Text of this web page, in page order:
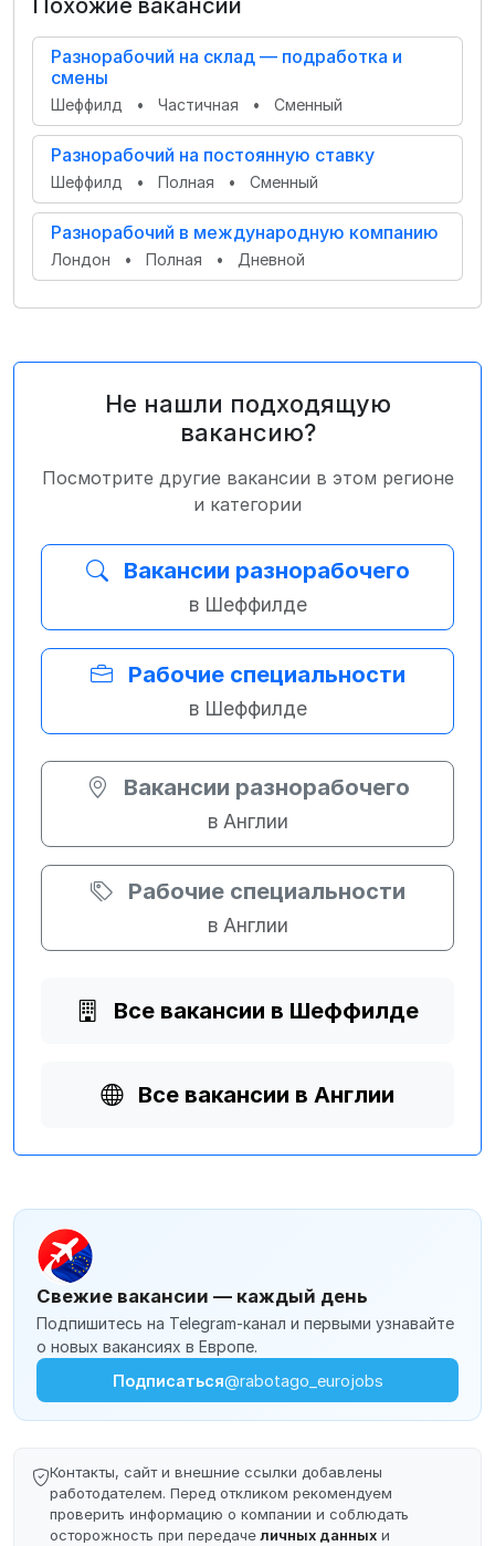
Похожие вакансии
Разнорабочий на склад — подработка и
смены
Шеффилд • Частичная • Сменный
Разнорабочий на постоянную ставку
Шеффилд • Полная • Сменный
Разнорабочий в международную компанию
Лондон • Полная • Дневной
Не нашли подходящую
вакансию?
Посмотрите другие вакансии в этом регионе
и категории
Вакансии разнорабочего
в Шеффилде
Рабочие специальности
в Шеффилде
Вакансии разнорабочего
в Англии
Рабочие специальности
в Англии
Все вакансии в Шеффилде
Все вакансии в Англии
Свежие вакансии — каждый день
Подпишитесь на Telegram-канал и первыми узнавайте
о новых вакансиях в Европе.
Подписаться@rabotago_eurojobs
Контакты, сайт и внешние ссылки добавлены
работодателем. Перед откликом рекомендуем
проверить информацию о компании и соблюдать
осторожность при передачеличных данных и